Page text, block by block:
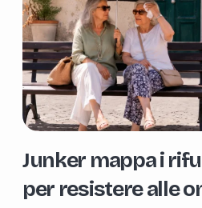
Junker mappa i
per resistere alle